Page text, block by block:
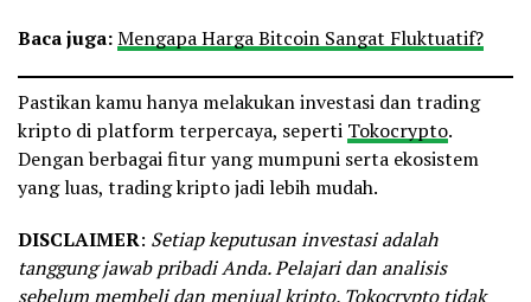
Baca juga:Mengapa Harga Bitcoin Sangat Fluktuatif?
Pastikan kamu hanya melakukan investasi dan trading
kripto di platform terpercaya, seperti Tokocrypto.
Dengan berbagai fitur yang mumpuni serta ekosistem
yang luas, trading kripto jadi lebih mudah.
DISCLAIMER: Setiap keputusan investasi adalah
tanggung jawab pribadi Anda. Pelajari dan analisis
sebelum membeli dan menjual kripto. Tokocrypto tidak